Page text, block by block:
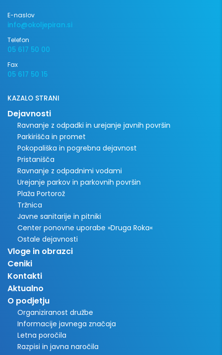
E-naslov
info@okoljepiran.si
Telefon
05 617 50 00
Fax
05 617 50 15
KAZALO STRANI
Dejavnosti
Ravnanje z odpadki in urejanje javnih površin
Parkirišča in promet
Pokopališka in pogrebna dejavnost
Pristanišča
Ravnanje z odpadnimi vodami
Urejanje parkov in parkovnih površin
Plaža Portorož
Tržnica
Javne sanitarije in pitniki
Center ponovne uporabe »Druga Roka«
Ostale dejavnosti
Vloge in obrazci
Ceniki
Kontakti
Aktualno
O podjetju
Organiziranost družbe
Informacije javnega značaja
Letna poročila
Razpisi in javna naročila